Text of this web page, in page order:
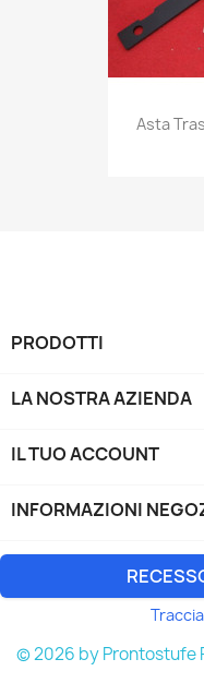
Asta
PRODOTTI
LA NOSTRA AZIENDA
IL TUO ACCOUNT
INFORMAZIONI
© 2026 by Prontostufe